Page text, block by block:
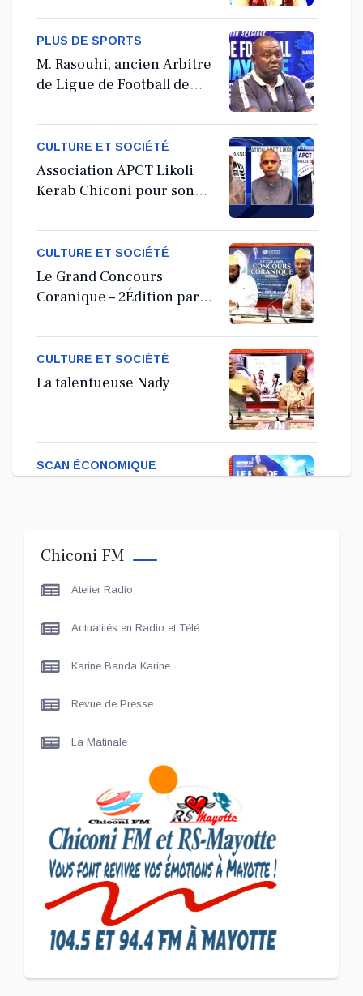
PLUS DE SPORTS
M. Rasouhi, ancien Arbitre
de Ligue de Football de
CULTURE ET SOCIÉTÉ
Association APCT Likoli
Kerab Chiconi pour son
Ordinaire
CULTURE ET SOCIÉTÉ
Le Grand Concours
Coranique – 2Édition par
Cour'an
CULTURE ET SOCIÉTÉ
La talentueuse Nady
SCAN ÉCONOMIQUE
L'Association Zé Run pour
17 Communes
Le grand entretien avec Le
SCAN ÉCONOMIQUE
Le président de
l'association Coup de
Pouce a partagé sa vision
d'un entrepreneuriat
CULTURE ET SOCIÉTÉ
L'association Marovoanio
et Reska NI Kalamu pour la
Langue KIBOSI
Chiconi FM
Atelier Radio
Actualités en Radio et Télé
Karine Banda Karine
Revue de Presse
La Matinale